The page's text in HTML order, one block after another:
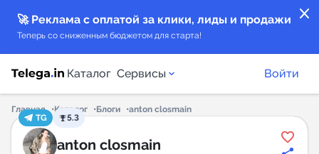
close
🚀 Реклама с оплатой за клики, лиды и продажи
Теперь со сниженным бюджетом для старта!
Каталог Сервисы
Каталог каналов
Войти
Главная Каталог Блоги
anton closmain
TG
5.3
anton closmain